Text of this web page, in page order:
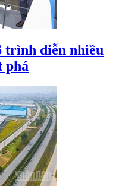
trình diễn nhiều
phá